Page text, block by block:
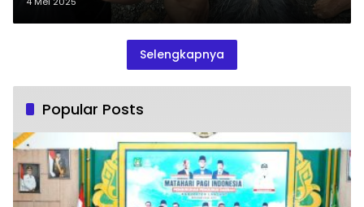
Selengkapnya
Popular Posts